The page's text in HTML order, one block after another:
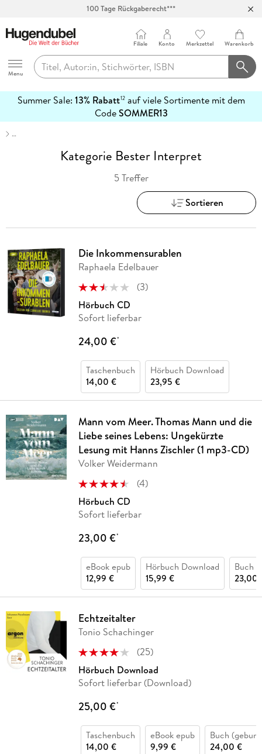
100 Tage Rückgaberecht***
Hugendubel
Menu
Filiale Konto Merkzettel Warenkorb
Summer Sale: 13% Rabatt12auf viele Sortimente mit dem
CodeSOMMER13
erfahren
…
Kategorie Bester Interpret
5 Treffer
Sortieren
Die Inkommensurablen
Raphaela Edelbauer
(3)
Hörbuch CD
Sofort lieferbar
24,00 €*
Taschenbuch
14,00 €
Hörbuch Download
23,95 €
Mann vom Meer. Thomas Mann und die
Liebe seines Lebens: Ungekürzte
Lesung mit Hanns Zischler (1 mp3-CD)
Volker Weidermann
(4)
Hörbuch CD
Sofort lieferbar
23,00 €*
eBook epub
12,99 €
Hörbuch Download
15,99 €
Buch
23,00
Echtzeitalter
Tonio Schachinger
(25)
Hörbuch Download
Sofort lieferbar (Download)
25,00 €*
Taschenbuch
14,00 €
eBook epub
9,99 €
Buch
24,00 €